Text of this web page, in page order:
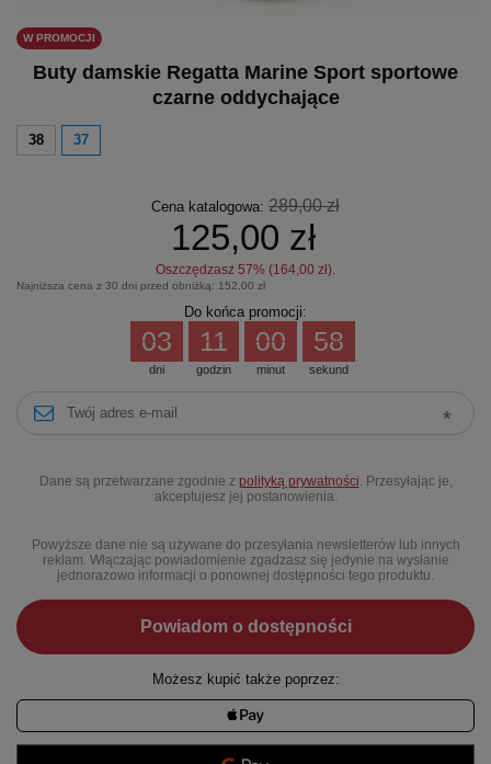
W PROMOCJI
Buty damskie Regatta Marine Sport sportowe
czarne oddychające
38 37
Cena katalogowa: 289,00 zł
125,00 zł
Oszczędzasz 57% (164,00 zł).
Najniższa cena z 30 dni przed obniżką: 152,00 zł
Do końca promocji:
dni
03
godzin
11
minut
00
sekund
58
Dane są przetwarzane zgodnie z polityką prywatności . Przesyłając je,
akceptujesz jej postanowienia.
Powyższe dane nie są używane do przesyłania newsletterów lub innych
reklam. Włączając powiadomienie zgadzasz się jedynie na wysłanie
jednorazowo informacji o ponownej dostępności tego produktu.
Powiadom o dostępności
Możesz kupić także poprzez: